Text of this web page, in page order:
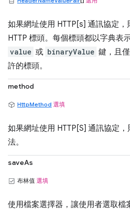
如果網址使用 HTTP[s] 通訊協定
HTTP 標頭。每個標頭都以字典表
value 或 binaryValue 鍵，且
許的標頭。
method
HttpMethod 選填
如果網址使用 HTTP[S] 通訊協定
法。
saveAs
布林值 選填
使用檔案選擇器，讓使用者選取檔